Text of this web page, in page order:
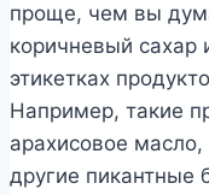
проще, чем вы
коричневый сахар
этикетках
Например, такие
арахисовое масло,
другие пикантные